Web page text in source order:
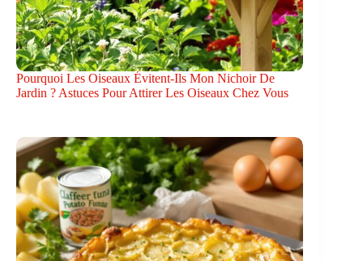
Pourquoi Les Oiseaux Évitent-Ils Mon Nichoir De
Jardin ? Astuces Pour Attirer Les Oiseaux Chez Vous